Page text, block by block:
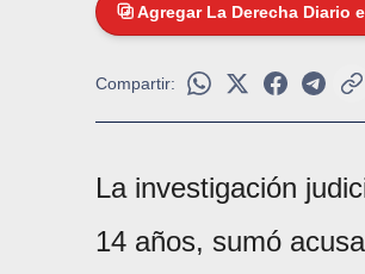
Agregar La Derecha Diario
Compartir:
La investigación
14 años, sumó